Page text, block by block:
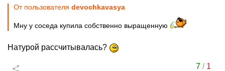
От пользователя devochkavasya
Мну у соседа купила собственно выращенную
Натурой рассчитывалась?
7/ 1